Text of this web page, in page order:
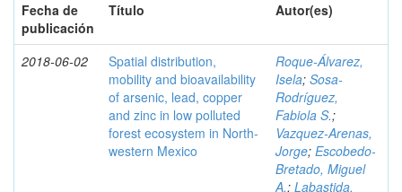
Fecha de
publicación
Título Autor(es)
2018-06-02
Spatial distribution,
mobility and bioavailability
of arsenic, lead, copper
and zinc in low polluted
forest ecosystem in North-
western Mexico
Roque-Álvarez,
Isela; Sosa-
Rodríguez,
Fabiola S.;
Vazquez-Arenas,
Jorge; Escobedo-
Bretado, Miguel
A.; Labastida,